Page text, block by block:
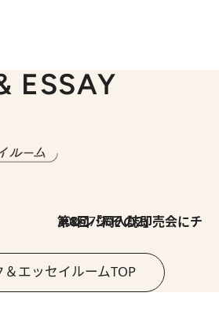
ESSAY
2026.7.30
第8回「同人誌即売会にチャレンジ その2」
＆エッセイルームTOP